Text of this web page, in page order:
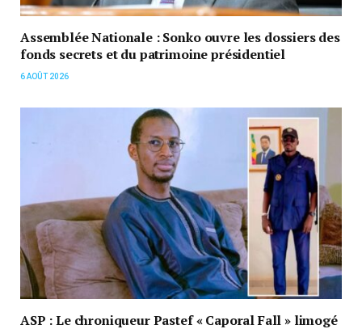
Assemblée Nationale : Sonko ouvre les dossiers des
fonds secrets et du patrimoine présidentiel
6 AOÛT 2026
ASP : Le chroniqueur Pastef « Caporal Fall » limogé